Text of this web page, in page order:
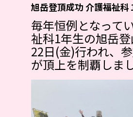
旭岳登頂成功 介護福祉科
毎年恒例となって
祉科1年生の旭岳
22日(金)行われ、
が頂上を制覇しま